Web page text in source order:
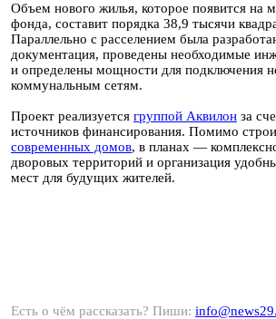
Объем нового жилья, которое появится на
фонда, составит порядка 38,9 тысячи
Параллельно с расселением была
документация, проведены необходимые
и определены мощности для подключения
коммунальным сетям.
Проект реализуется группой Аквилон за
источников финансирования. Помимо
современных домов, в планах —
дворовых территорий и организация
мест для будущих жителей.
Есть о чём рассказать? Пиши: